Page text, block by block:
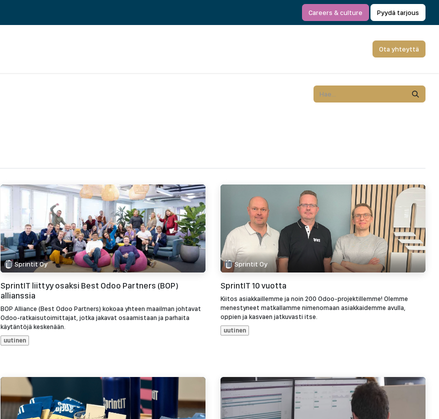
Careers & culture Pyydä tarjous
Ota yhteyttä
Sprintit Oy
SprintIT liittyy osaksi Best Odoo Partners (BOP)
allianssia
BOP Alliance (Best Odoo Partners) kokoaa yhteen maailman johtavat
Odoo-ratkaisutoimittajat, jotka jakavat osaamistaan ja parhaita
käytäntöjä keskenään.
uutinen
Sprintit Oy
SprintIT 10 vuotta
Kiitos asiakkaillemme ja noin 200 Odoo-projektillemme! Olemme
menestyneet matkallamme nimenomaan asiakkaidemme avulla,
oppien ja kasvaen jatkuvasti itse.
uutinen